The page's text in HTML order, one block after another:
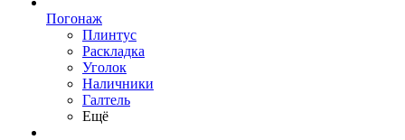
Погонаж
Плинтус
Раскладка
Уголок
Наличники
Галтель
Ещё